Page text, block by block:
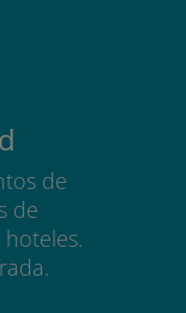
de
de